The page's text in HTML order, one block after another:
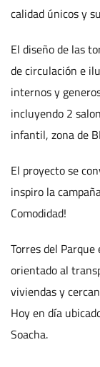
calidad únicos y
El diseño de las
de circulación e
internos y
incluyendo 2
infantil, zona de
El proyecto se
inspiro la
Comodidad!
Torres del
orientado al
viviendas y
Hoy en día
Soacha.